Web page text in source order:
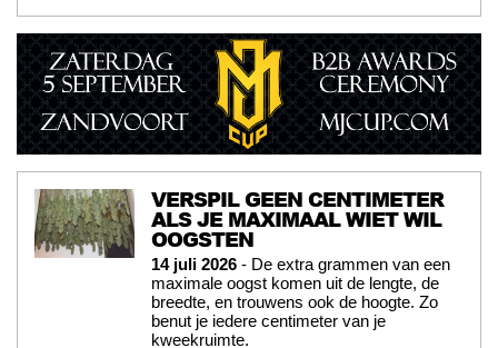
VERSPIL GEEN CENTIMETER
ALS JE MAXIMAAL WIET WIL
OOGSTEN
14 juli 2026 - De extra grammen van een
maximale oogst komen uit de lengte, de
breedte, en trouwens ook de hoogte. Zo
benut je iedere centimeter van je
kweekruimte.